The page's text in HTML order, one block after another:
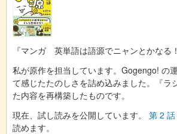
『マンガ 英単語は語源でニャンとかなる
私が原作を担当しています。Gogengo! の
て感じたたのしさを詰め込みました。『ラ
た内容を再構築したものです。
現在、試し読みを公開しています。 第 2 話
読めます。